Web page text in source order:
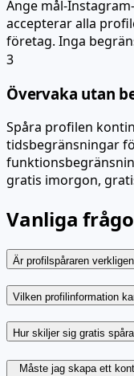
Ange mål-
accepterar alla
företag. Inga
3
Övervaka utan
Spåra profilen
tidsbegränsningar
gratis imorgon,
Vanliga
Är profilspåraren
Vilken profilinformation
Hur skiljer sig gratis
Måste jag skapa ett